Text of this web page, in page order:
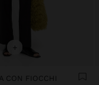
+
CON FIOCCHI